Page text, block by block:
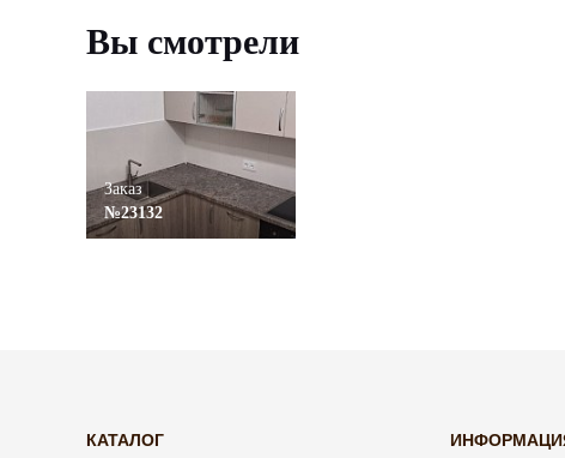
Вы смотрели
Заказ
№23132
КАТАЛОГ